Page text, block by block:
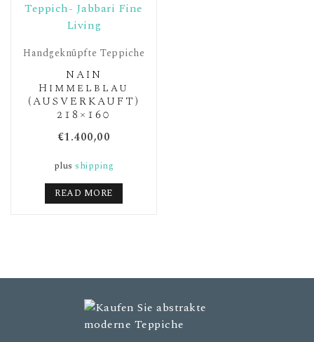
Handgeknüpfte Teppiche
NAIN
Himmelblau
(AUSVERKAUFT)
218×160
€1.400,00
plusshipping
READ MORE